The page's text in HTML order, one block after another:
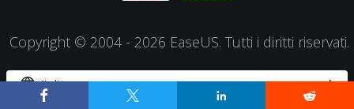
   
Copyright © 2004 - 2026 EaseUS. Tutti i diritti riservati.
 Italiano 